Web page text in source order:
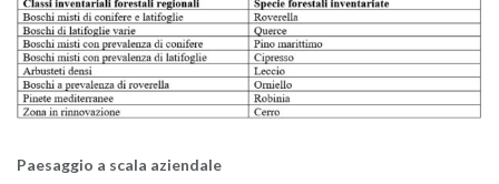
Pae­sag­gio a scala azien­da­le